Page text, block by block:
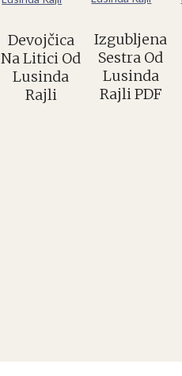
Devojčica
Na Litici Od
Lusinda
Rajli
Izgubljena
Sestra Od
Lusinda
Rajli PDF